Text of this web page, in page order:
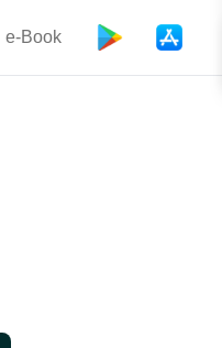
e-Book